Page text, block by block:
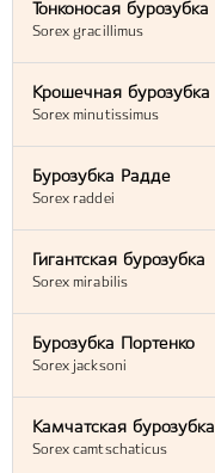
Тонконосая бурозубка
Sorex gracillimus
Крошечная бурозубка
Sorex minutissimus
Бурозубка Радде
Sorex raddei
Гигантская бурозубка
Sorex mirabilis
Бурозубка Портенко
Sorex jacksoni
Камчатская бурозубка
Sorex camtschaticus